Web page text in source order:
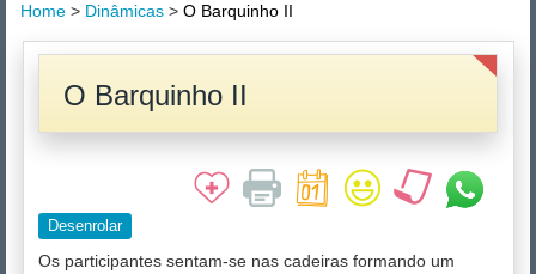
Home > Dinâmicas > O Barquinho II
O Barquinho II
Desenrolar
Os participantes sentam-se nas cadeiras formando um